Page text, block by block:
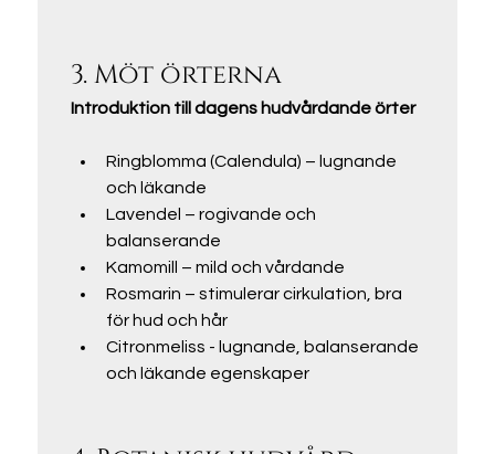
3. Möt örterna
Introduktion till dagens hudvårdande örter
Ringblomma (Calendula) – lugnande
och läkande
Lavendel – rogivande och
balanserande
Kamomill – mild och vårdande
Rosmarin – stimulerar cirkulation, bra
för hud och hår
Citronmeliss - lugnande, balanserande
och läkande egenskaper